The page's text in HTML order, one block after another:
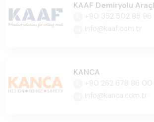
KAAF Demiryolu
+90 352 502 85 96
info@kaaf.com.tr
KANCA
+90 262 678 86 00
info@kanca.com.tr